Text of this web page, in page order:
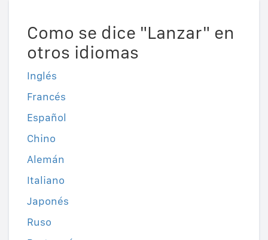
Como se dice "Lanzar" en
otros idiomas
Inglés
Francés
Español
Chino
Alemán
Italiano
Japonés
Ruso